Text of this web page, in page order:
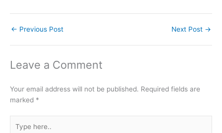
← Previous Post Next Post →
Leave a Comment
Your email address will not be published. Required fields are
marked *